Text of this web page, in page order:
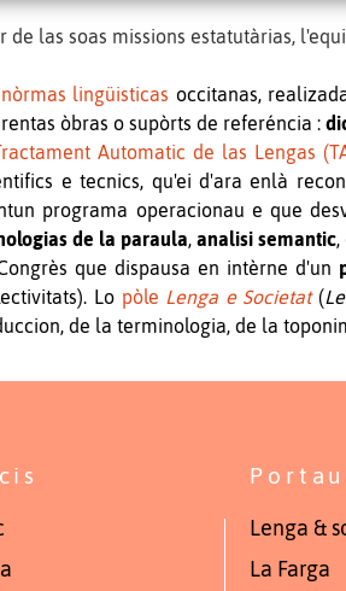
de las soas missions estatutàrias,
nòrmas lingüisticas occitanas,
òbras o supòrts de referéncia :
Automatic de las Lengas
e tecnics, qu'ei d'ara enlà
programa operacionau e que
de la paraula,analisi semantic,
que dispausa en intèrne d'un
Lo pòle Lenga e Societat(
de la terminologia, de la
Lenga &
La Farga